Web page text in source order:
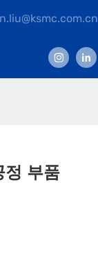
정 부품